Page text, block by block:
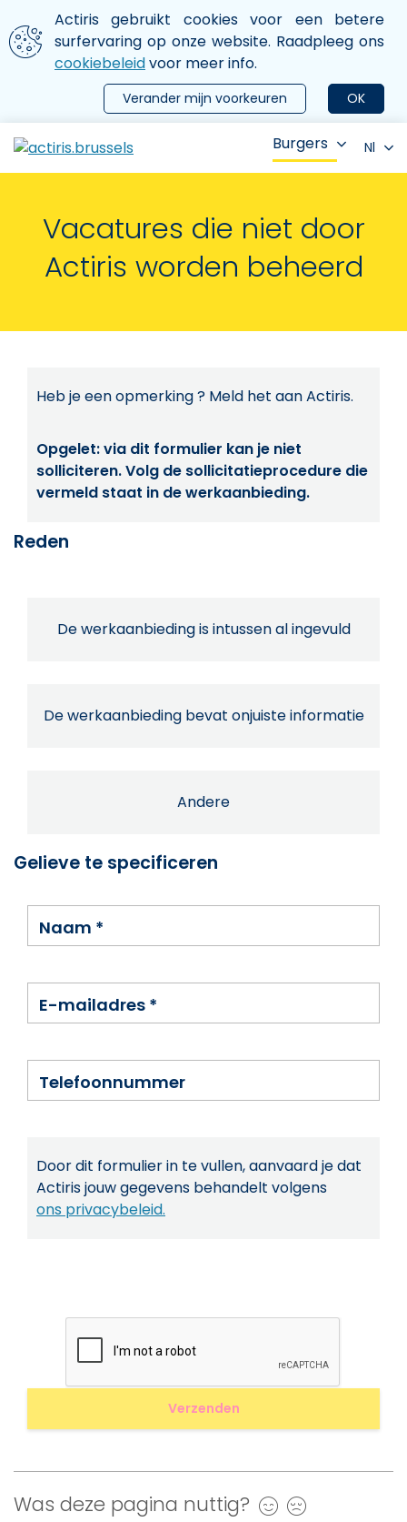
Aller au contenu principal
We gebruiken cookies
Actiris gebruikt cookies voor een betere
surfervaring op onze website. Raadpleeg ons
cookiebeleidvoor meer info.
OK
Verander mijn voorkeuren
le menu
Burgers Nl
Vacatures die niet door
Actiris worden beheerd
Heb je een opmerking ? Meld het aan Actiris.
Opgelet: via dit formulier kan je niet
solliciteren. Volg de sollicitatieprocedure die
vermeld staat in de werkaanbieding.
Reden
De werkaanbieding is intussen al ingevuld
De werkaanbieding bevat onjuiste informatie
Andere
Gelieve te specificeren
Naam *
E-mailadres *
Telefoonnummer
Door dit formulier in te vullen, aanvaard je dat
Actiris jouw gegevens behandelt volgens
ons privacybeleid.
Was deze pagina nuttig? Ja